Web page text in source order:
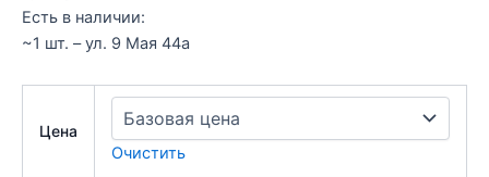
Есть в наличии:
~1 шт. – ул. 9 Мая 44а
Цена
Очистить